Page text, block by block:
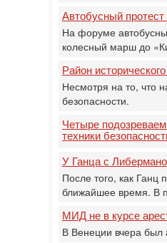
Автобусный
На форуме
колесный марш до
Район
Несмотря на то, что
безопасности.
Четыре
техники
У Ганца с
После того, как Ганц
ближайшее время. В
МИД не в курсе
В Венеции вчера был